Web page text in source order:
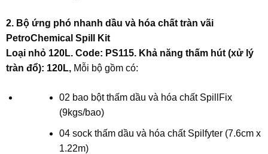
2. Bộ ứng phó nhanh dầu và hóa chất tràn vãi
PetroChemical Spill Kit
Loại nhỏ 120L. Code: PS115. Khả năng thấm hút (xử lý
tràn đổ): 120L, Mỗi bộ gồm có:
02 bao bột thấm dầu và hóa chất SpillFix
(9kgs/bao)
04 sock thấm dầu và hóa chất Spilfyter (7.6cm x
1.22m)